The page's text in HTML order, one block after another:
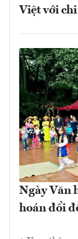
Việt với
Ngày Văn
hoán đổi